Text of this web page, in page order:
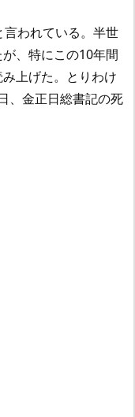
われている。半世
、特にこの10年間
上げた。とりわけ
、金正日総書記の死